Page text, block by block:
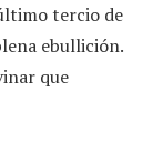
tercio de
ebullición.
que